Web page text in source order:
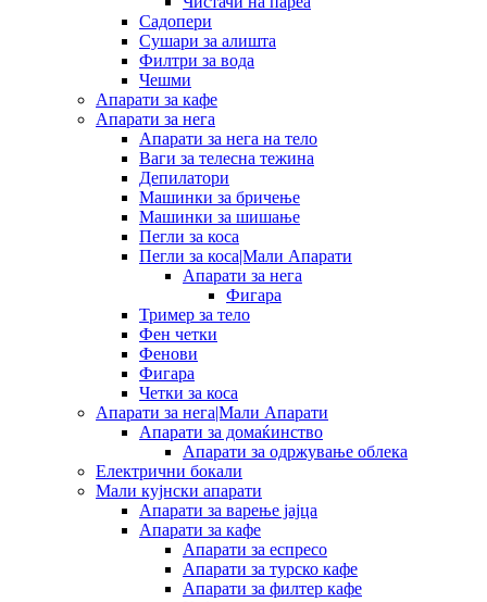
Садопери
Сушари за алишта
Филтри за вода
Чешми
Апарати за кафе
Апарати за нега
Апарати за нега на тело
Ваги за телесна тежина
Депилатори
Машинки за бричење
Машинки за шишање
Пегли за коса
Пегли за коса|Мали Апарати
Апарати за нега
Фигара
Тример за тело
Фен четки
Фенови
Фигара
Четки за коса
Апарати за нега|Мали Апарати
Апарати за домаќинство
Апарати за одржување облека
Електрични бокали
Мали кујнски апарати
Апарати за варење јајца
Апарати за кафе
Апарати за еспресо
Апарати за турско кафе
Апарати за филтер кафе